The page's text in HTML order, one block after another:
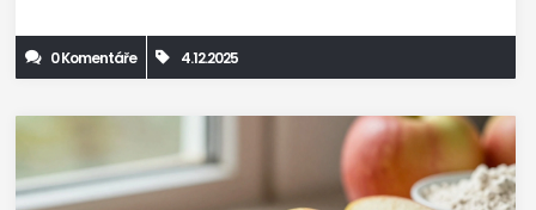
0 Komentáře 4.12.2025